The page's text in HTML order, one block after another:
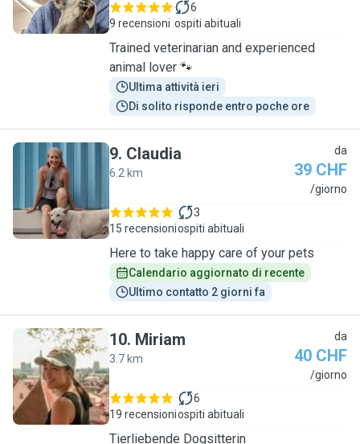
9 recensioni
6
ospiti abituali
Trained veterinarian and experienced
animal lover 🐾
Ultima attività ieri
Di solito risponde entro poche ore
C
9. Claudia
6.2 km
da
39 CHF
/giorno
15 recensioni
3
ospiti abituali
Here to take happy care of your pets
Calendario aggiornato di recente
Ultimo contatto 2 giorni fa
M
10. Miriam
3.7 km
da
40 CHF
/giorno
19 recensioni
6
ospiti abituali
Tierliebende Dogsitterin